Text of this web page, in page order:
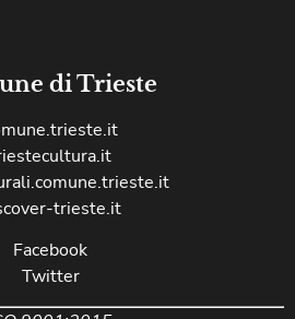
di Trieste
trieste.it
Facebook
Twitter